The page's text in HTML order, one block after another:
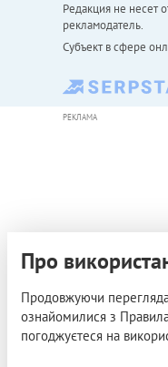
Редакция не несет
рекламодатель.
Субъект в сфере
РЕКЛАМА
Про
Продовжуючи
ознайомилися з
погоджуєтеся на